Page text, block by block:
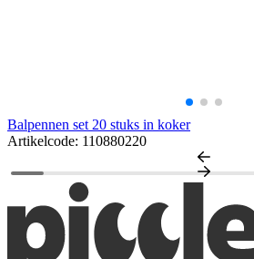
Balpennen set 20 stuks in koker
Artikelcode: 110880220